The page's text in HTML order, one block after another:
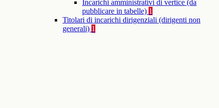
Incarichi amministrativi di vertice (da
pubblicare in tabelle) 1
Titolari di incarichi dirigenziali (dirigenti non
generali) 1